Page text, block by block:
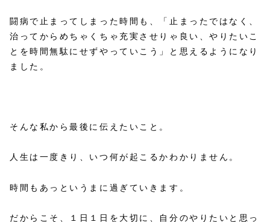
闘病で止まってしまった時間も、「止まったではなく、
治ってからめちゃくちゃ充実させりゃ良い、やりたいこ
とを時間無駄にせずやっていこう」と思えるようになり
ました。
そんな私から最後に伝えたいこと。
人生は一度きり、いつ何が起こるかわかりません。
時間もあっというまに過ぎていきます。
だからこそ、１日１日を大切に、自分のやりたいと思っ